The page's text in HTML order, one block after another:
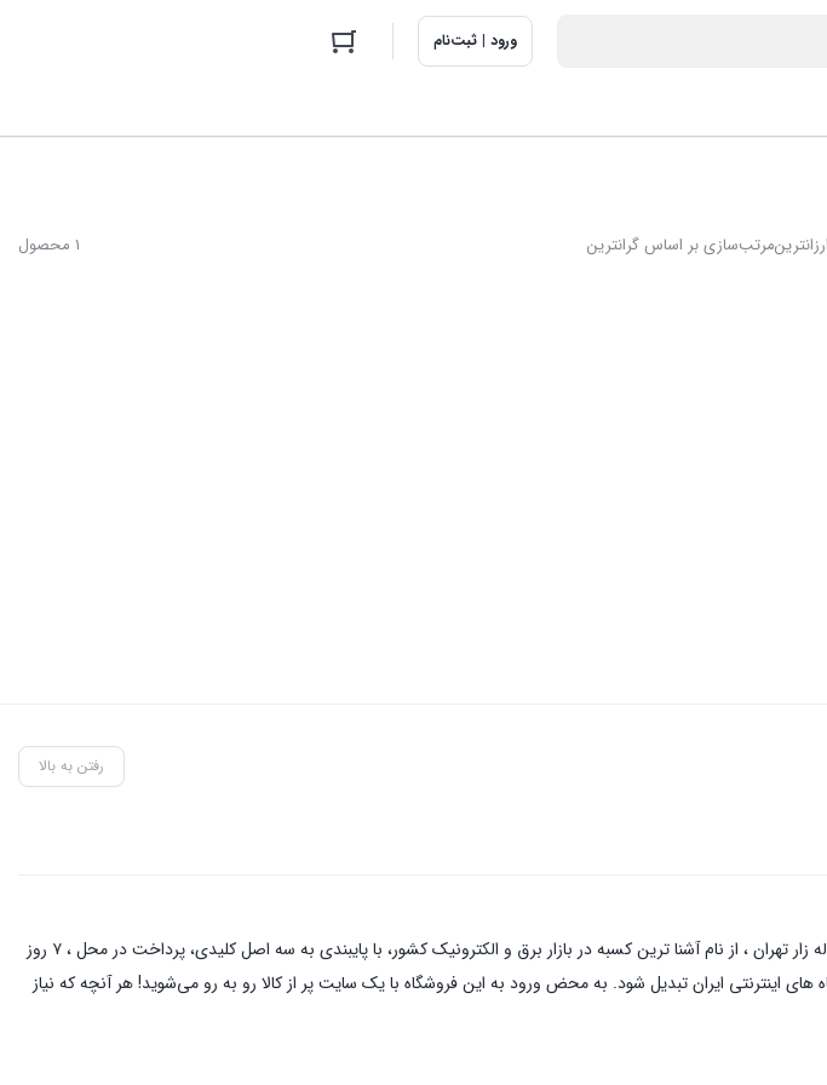
ورود | ثبت‌نام
1 محصول مرتب‌سازی بر اساس گرانترین
رفتن به بالا
این فروشگاه آنلاین با مدیریت آقای حمزه نیکخواه بهرامی با دو دهه فعالیت در زمینه کالای برق و الکترونیک در خیابان لاله زار تهران ، از نام آشنا ترین کسبه در بازار برق و الکترونیک کشور، با پایبندی به سه اصل کلیدی، پرداخت در محل ، ۷ روز
اینترنتی ایران تبدیل شود. به محض ورود به این فروشگاه با یک سایت پر از کالا رو به رو می‌شوید! هر آنچه که نیاز